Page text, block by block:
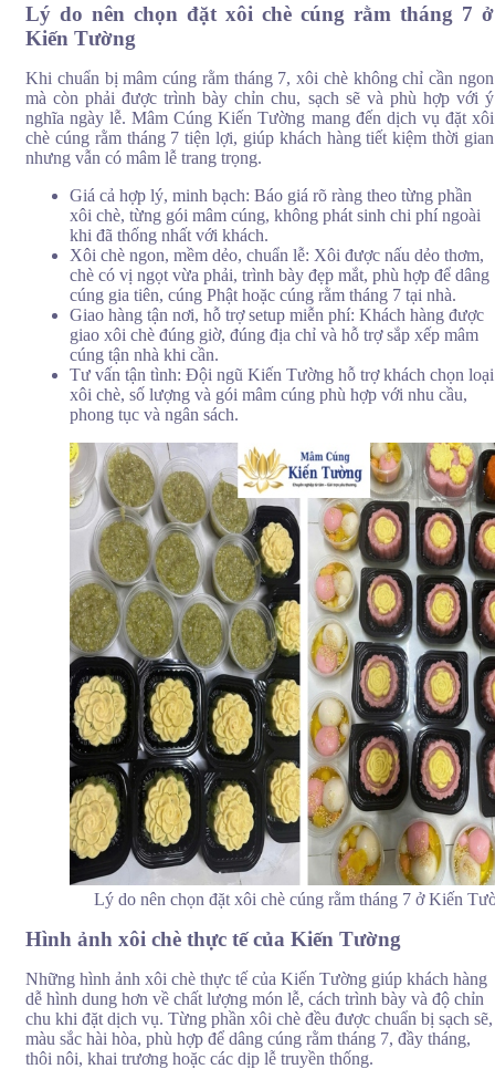
dễ hình dung hơn về chất lượng món lễ, cách trình bày và độ chỉn
chu khi đặt dịch vụ. Từng phần xôi chè đều được chuẩn bị sạch sẽ,
màu sắc hài hòa, phù hợp để dâng cúng rằm tháng 7, đầy tháng, thôi
nôi, khai trương hoặc các dịp lễ truyền thống.
Xôi chè cúng rằm tháng 7 tại mâm cúng Kiến Tường
Xôi cúng rằm tháng 7
Lý do nên chọn đặt xôi chè cúng rằm tháng 7 ở
Kiến Tường
Khi chuẩn bị mâm cúng rằm tháng 7, xôi chè không chỉ cần ngon
mà còn phải được trình bày chỉn chu, sạch sẽ và phù hợp với ý
nghĩa ngày lễ. Mâm Cúng Kiến Tường mang đến dịch vụ đặt xôi
chè cúng rằm tháng 7 tiện lợi, giúp khách hàng tiết kiệm thời gian
nhưng vẫn có mâm lễ trang trọng.
Giá cả hợp lý, minh bạch: Báo giá rõ ràng theo từng phần
xôi chè, từng gói mâm cúng, không phát sinh chi phí ngoài
khi đã thống nhất với khách.
Xôi chè ngon, mềm dẻo, chuẩn lễ: Xôi được nấu dẻo thơm,
chè có vị ngọt vừa phải, trình bày đẹp mắt, phù hợp để dâng
cúng gia tiên, cúng Phật hoặc cúng rằm tháng 7 tại nhà.
Giao hàng tận nơi, hỗ trợ setup miễn phí: Khách hàng được
giao xôi chè đúng giờ, đúng địa chỉ và hỗ trợ sắp xếp mâm
cúng tận nhà khi cần.
Tư vấn tận tình: Đội ngũ Kiến Tường hỗ trợ khách chọn loại
xôi chè, số lượng và gói mâm cúng phù hợp với nhu cầu,
phong tục và ngân sách.
Lý do nên chọn đặt xôi chè cúng rằm tháng 7 ở Kiến
Hình ảnh xôi chè thực tế của Kiến Tường
Những hình ảnh xôi chè thực tế của Kiến Tường giúp khách hàng
dễ hình dung hơn về chất lượng món lễ, cách trình bày và độ chỉn
chu khi đặt dịch vụ. Từng phần xôi chè đều được chuẩn bị sạch sẽ,
màu sắc hài hòa, phù hợp để dâng cúng rằm tháng 7, đầy tháng,
thôi nôi, khai trương hoặc các dịp lễ truyền thống.